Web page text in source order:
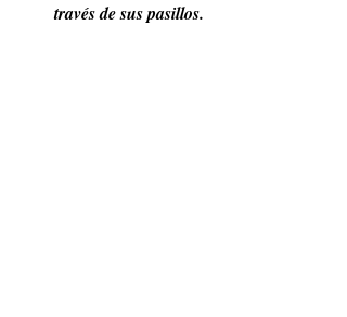
través de sus pasillos.